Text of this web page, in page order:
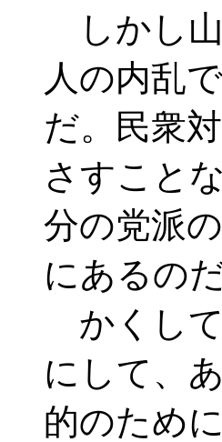
しかし山
人の内乱
だ。民衆
さすこと
分の党派
にあるのだ
かくして
にして、
的のため